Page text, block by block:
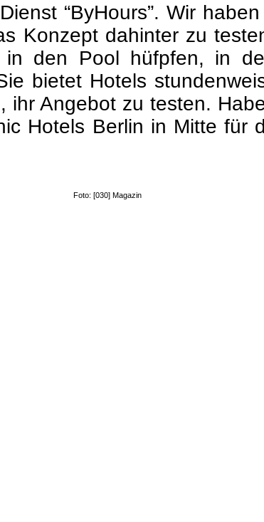
“ByHours”. Wir
Konzept dahinter zu
den Pool hüfpfen, in
bietet Hotels
Angebot zu testen.
Hotels Berlin in Mitte für
Foto: [030] Magazin